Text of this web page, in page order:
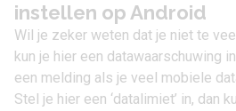
instellen op Android
Wil je zeker weten dat je niet te
kun je hier een datawaarschuwing
een melding als je veel mobiele
Stel je hier een ‘datalimiet’ in, dan